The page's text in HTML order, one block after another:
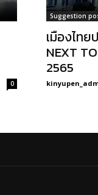
0
Suggestion
เมืองไทย
NEXT
2565